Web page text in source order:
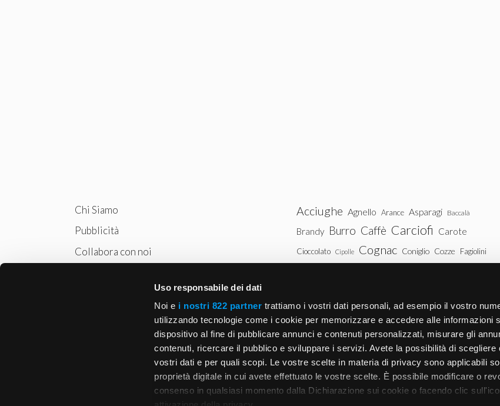
Uso responsabile dei dati
Noi e i nostri 822 partner trattiamo i vostri dati personali, ad esempio il vostro
utilizzando tecnologie come i cookie per memorizzare e accedere alle informazioni
dispositivo al fine di pubblicare annunci e contenuti personalizzati, misurare gli
contenuti, ricercare il pubblico e sviluppare i servizi. Avete la possibilità di scegliere
vostri dati e per quali scopi. Le vostre scelte in materia di privacy sono applicabili
proprietà digitale in cui avete effettuato le vostre scelte. È possibile modificare o
consenso in qualsiasi momento dalla Dichiarazione sui cookie o facendo clic
Chi Siamo
Pubblicità
Collabora con noi
Acciughe Agnello Arance Asparagi Baccalà
Brandy Burro Caffè Carciofi Carote
Cioccolato Cipolle Cognac Coniglio Cozze Fagiolini
Patate Peperoni Piselli Pollo
Pomodori Ricotta Rum
Spinaci Tacchino Tonno Uova Vitello
Vodka Whisky Zucca Zucchine